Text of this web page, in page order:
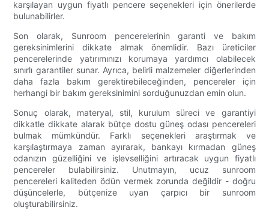
karşılayan uygun fiyatlı pencere seçenekleri için önerilerde
bulunabilirler.
Son olarak, Sunroom pencerelerinin garanti ve bakım
gereksinimlerini dikkate almak önemlidir. Bazı üreticiler
pencerelerinde yatırımınızı korumaya yardımcı olabilecek
sınırlı garantiler sunar. Ayrıca, belirli malzemeler diğerlerinden
daha fazla bakım gerektirebileceğinden, pencereler için
herhangi bir bakım gereksinimini sorduğunuzdan emin olun.
Sonuç olarak, materyal, stil, kurulum süreci ve garantiyi
dikkatle dikkate alarak bütçe dostu güneş odası pencereleri
bulmak mümkündür. Farklı seçenekleri araştırmak ve
karşılaştırmaya zaman ayırarak, bankayı kırmadan güneş
odanızın güzelliğini ve işlevselliğini artıracak uygun fiyatlı
pencereler bulabilirsiniz. Unutmayın, ucuz sunroom
pencereleri kaliteden ödün vermek zorunda değildir - doğru
düşüncelerle, bütçenize uyan çarpıcı bir sunroom
oluşturabilirsiniz.